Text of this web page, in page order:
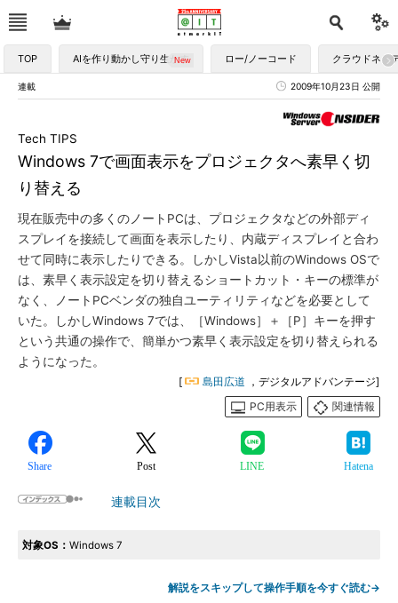
TOP AIを作り動かし守り生かす ロー/ノーコード クラウドネイ
連載 2009年10月23日 公開
Windows 7で画面表示をプロジェクタへ素早く切
り替える
Tech TIPS
現在販売中の多くのノートPCは、プロジェクタなどの外部ディ
スプレイを接続して画面を表示したり、内蔵ディスプレイと合わ
せて同時に表示したりできる。しかしVista以前のWindows OSで
は、素早く表示設定を切り替えるショートカット・キーの標準が
なく、ノートPCベンダの独自ユーティリティなどを必要として
いた。しかしWindows 7では、［Windows］＋［P］キーを押す
という共通の操作で、簡単かつ素早く表示設定を切り替えられる
ようになった。
[ 島田広道 ，デジタルアドバンテージ]
PC用表示
関連情報
Share Post LINE Hatena
連載目次
対象OS： Windows 7
解説をスキップして操作手順を今すぐ読む→